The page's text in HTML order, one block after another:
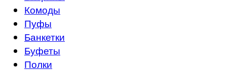
Комоды
Пуфы
Банкетки
Буфеты
Полки